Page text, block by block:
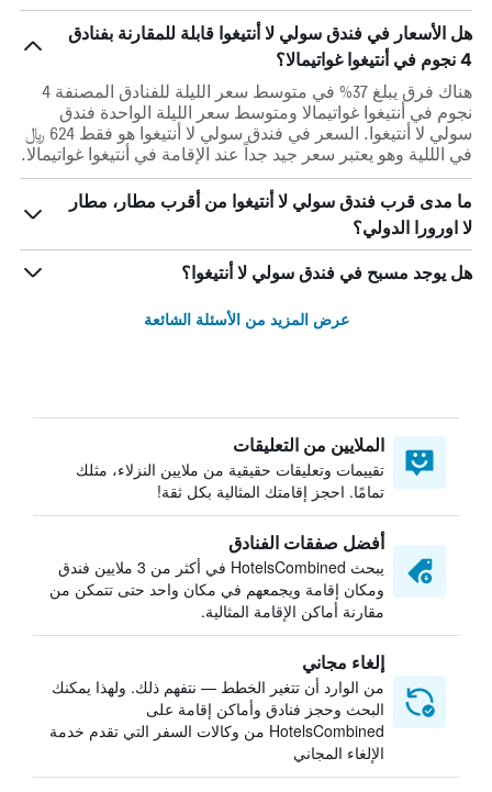
هل الأسعار في فندق سولي لا أنتيغوا قابلة للمقارنة بفنادق
4 نجوم في أنتيغوا غواتيمالا؟
هناك فرق يبلغ 37% في متوسط ​​سعر الليلة للفنادق المصنفة 4
نجوم في أنتيغوا غواتيمالا ومتوسط ​​سعر الليلة الواحدة فندق
سولي لا أنتيغوا. السعر في فندق سولي لا أنتيغوا هو فقط 624 ﷼
في الللية وهو يعتبر سعر جيد جداً عند الإقامة في أنتيغوا غواتيمالا.
ما مدى قرب فندق سولي لا أنتيغوا من أقرب مطار، مطار
لا اورورا الدولي؟
هل يوجد مسبح في فندق سولي لا أنتيغوا؟
عرض المزيد من الأسئلة الشائعة
الملايين من التعليقات
تقييمات وتعليقات حقيقية من ملايين النزلاء، مثلك
تمامًا. احجز إقامتك المثالية بكل ثقة!
أفضل صفقات الفنادق
يبحث HotelsCombined في أكثر من 3 ملايين فندق
ومكان إقامة ويجمعهم في مكان واحد حتى تتمكن من
مقارنة أماكن الإقامة المثالية.
إلغاء مجاني
من الوارد أن تتغير الخطط — نتفهم ذلك. ولهذا يمكنك
البحث وحجز فنادق وأماكن إقامة على
HotelsCombined من وكالات السفر التي تقدم خدمة
الإلغاء المجاني